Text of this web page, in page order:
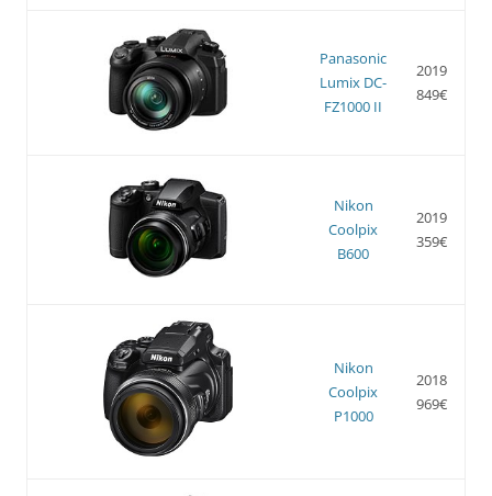
Panasonic
Lumix DC-
FZ1000 II
2019
849€
Nikon
Coolpix
B600
2019
359€
Nikon
Coolpix
P1000
2018
969€